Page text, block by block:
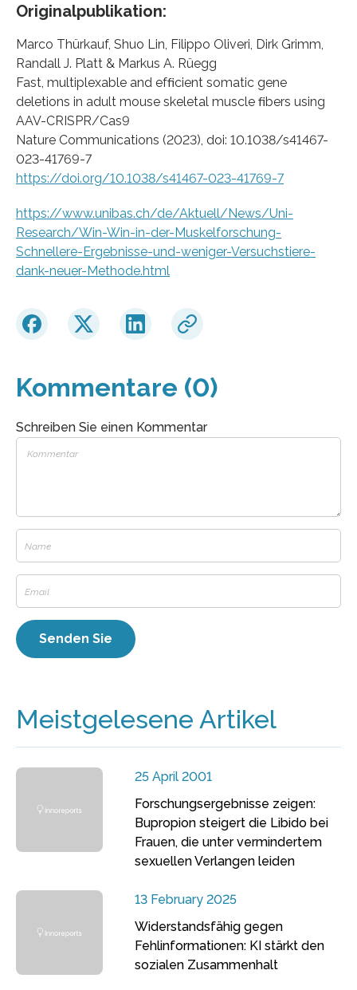
Originalpublikation:
Marco Thürkauf, Shuo Lin, Filippo Oliveri, Dirk Grimm,
Randall J. Platt & Markus A. Rüegg
Fast, multiplexable and efﬁcient somatic gene
deletions in adult mouse skeletal muscle ﬁbers using
AAV-CRISPR/Cas9
Nature Communications (2023), doi: 10.1038/s41467-
023-41769-7
https://doi.org/10.1038/s41467-023-41769-7
https://www.unibas.ch/de/Aktuell/News/Uni-
Research/Win-Win-in-der-Muskelforschung-
Schnellere-Ergebnisse-und-weniger-Versuchstiere-
dank-neuer-Methode.html
Kommentare (0)
Schreiben Sie einen Kommentar
Meistgelesene Artikel
25 April 2001
Forschungsergebnisse zeigen:
Bupropion steigert die Libido bei
Frauen, die unter vermindertem
sexuellen Verlangen leiden
13 February 2025
Widerstandsfähig gegen
Fehlinformationen: KI stärkt den
sozialen Zusammenhalt